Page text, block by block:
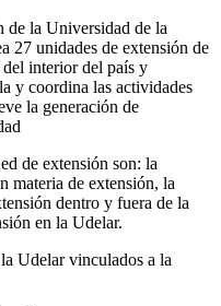
de la Universidad de la
27 unidades de extensión de
del interior del país y
y coordina las actividades
la generación de
de extensión son: la
materia de extensión, la
dentro y fuera de la
en la Udelar.
Udelar vinculados a la